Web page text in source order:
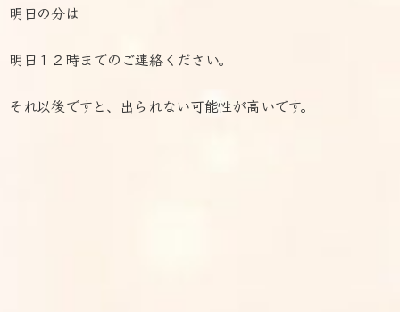
明日の分は
明日１２時までのご連絡ください。
それ以後ですと、出られない可能性が高いです。